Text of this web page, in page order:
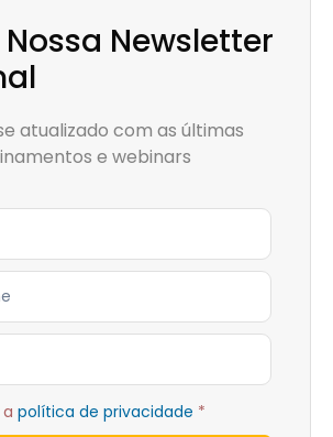
Newsletter
atualizado com as últimas
e webinars
política de privacidade *